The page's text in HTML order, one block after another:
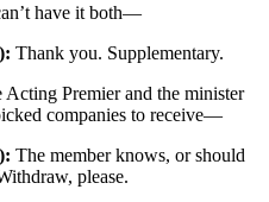
have it both—
Thank you. Supplementary.
Acting Premier and the minister
companies to receive—
The member knows, or should
please.